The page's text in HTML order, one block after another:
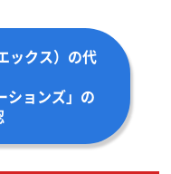
ックス）の代
ションズ」の